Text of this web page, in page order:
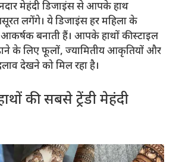
मेहंदी डिजाइंस से आपके हाथ
लगेंगे। ये डिजाइंस हर महिला के
बनाती हैं। आपके हाथों की स्टाइल
के लिए फूलों, ज्यामितीय आकृतियों और
देखने को मिल रहा है।
की सबसे ट्रेंडी मेहंदी